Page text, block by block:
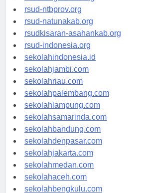
rsud-langsakota.org
rsud-ntbprov.org
rsud-natunakab.org
rsudkisaran-asahankab.org
rsud-indonesia.org
sekolahindonesia.id
sekolahjambi.com
sekolahriau.com
sekolahpalembang.com
sekolahlampung.com
sekolahsamarinda.com
sekolahbandung.com
sekolahdenpasar.com
sekolahjakarta.com
sekolahmedan.com
sekolahaceh.com